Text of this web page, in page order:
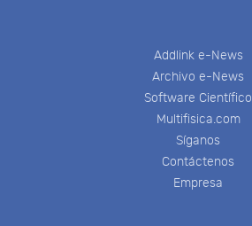
Addlink e-News
Archivo e-News
Software Científico
Multifisica.com
Síganos
Contáctenos
Empresa